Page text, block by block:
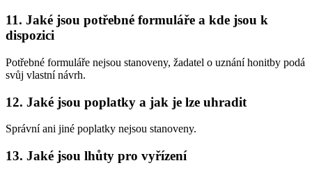
11. Jaké jsou potřebné formuláře a kde jsou k
dispozici
Potřebné formuláře nejsou stanoveny, žadatel o uznání honitby podá
svůj vlastní návrh.
12. Jaké jsou poplatky a jak je lze uhradit
Správní ani jiné poplatky nejsou stanoveny.
13. Jaké jsou lhůty pro vyřízení